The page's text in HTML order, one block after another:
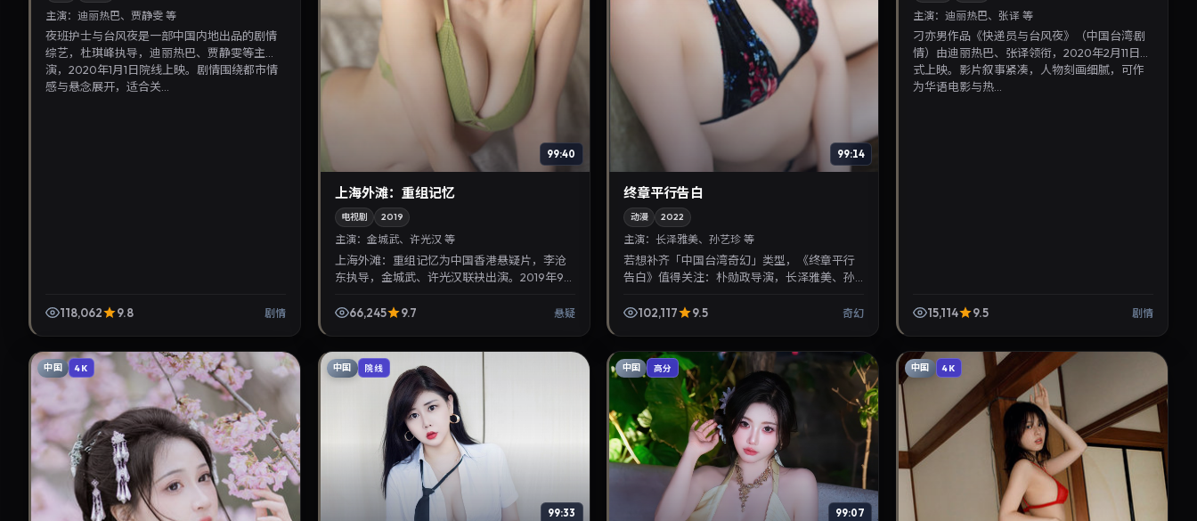
主演： 迪丽热巴、贾静雯 等
夜班护士与台风夜是一部中国内地出品的剧情
综艺，杜琪峰执导，迪丽热巴、贾静雯等主
演，2020年1月1日院线上映。剧情围绕都市情
感与悬念展开，适合关...
118,062 9.8 剧情
99:40
上海外滩：重组记忆
电视剧 2019
主演： 金城武、许光汉 等
上海外滩：重组记忆为中国香港悬疑片，李沧
东执导，金城武、许光汉联袂出演。2019年9月
语影视片库与热播...
66,245 9.7 悬疑
99:14
终章平行告白
动漫 2022
主演：长泽雅美、孙艺珍 等
若想补齐「中国台湾奇幻」类型，《终章平行
告白》值得关注：朴勋政导演，长泽雅美、孙
晰，适合华语剧迷拓...
102,117 9.5 奇幻
主演： 迪丽热巴、张译 等
刁亦男作品《快递员与台风夜》（中国台湾·剧
情）由迪丽热巴、张译领衔，2020年2月11日正
式上映。影片叙事紧凑，人物刻画细腻，可作
为华语电影与热...
15,114 9.5 剧情
中国 4K 中国 院线
99:33
中国 高分
99:07
中国 4K